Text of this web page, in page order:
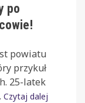
po
powiatu
przykuł
25-latek
Czytaj dalej